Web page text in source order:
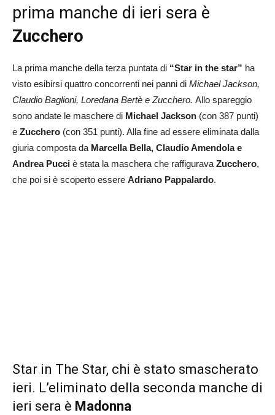
prima manche di ieri sera è
Zucchero
La prima manche della terza puntata di “Star in the star” ha
visto esibirsi quattro concorrenti nei panni di Michael Jackson,
Claudio Baglioni, Loredana Bertè e Zucchero. Allo spareggio
sono andate le maschere di Michael Jackson (con 387 punti)
e Zucchero (con 351 punti). Alla fine ad essere eliminata dalla
giuria composta da Marcella Bella, Claudio Amendola e
Andrea Pucci è stata la maschera che raffigurava Zucchero,
che poi si è scoperto essere Adriano Pappalardo.
Star in The Star, chi è stato smascherato
ieri. L’eliminato della seconda manche di
ieri sera è Madonna